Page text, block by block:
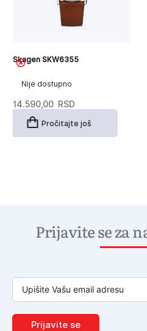
Nije dostupno
Skagen SKW6355
14.590,00 RSD
Pročitajte još
Prijavite se za
Prijavite se